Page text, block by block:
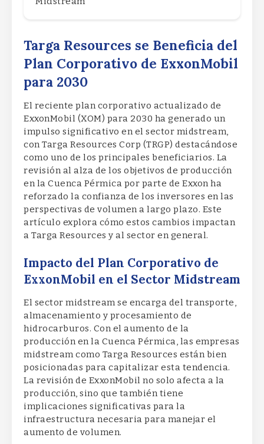
Targa Resources se Beneficia del
Plan Corporativo de ExxonMobil
para 2030
El reciente plan corporativo actualizado de
ExxonMobil (XOM) para 2030 ha generado un
impulso significativo en el sector midstream,
con Targa Resources Corp (TRGP) destacándose
como uno de los principales beneficiarios. La
revisión al alza de los objetivos de producción
en la Cuenca Pérmica por parte de Exxon ha
reforzado la confianza de los inversores en las
perspectivas de volumen a largo plazo. Este
artículo explora cómo estos cambios impactan
a Targa Resources y al sector en general.
Impacto del Plan Corporativo de
ExxonMobil en el Sector Midstream
El sector midstream se encarga del transporte,
almacenamiento y procesamiento de
hidrocarburos. Con el aumento de la
producción en la Cuenca Pérmica, las empresas
midstream como Targa Resources están bien
posicionadas para capitalizar esta tendencia.
La revisión de ExxonMobil no solo afecta a la
producción, sino que también tiene
implicaciones significativas para la
infraestructura necesaria para manejar el
aumento de volumen.